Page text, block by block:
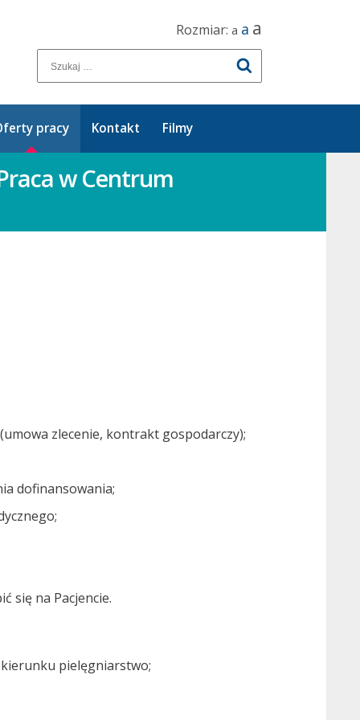
Rozmiar: a a a
pracy Kontakt Filmy
w Centrum
zlecenie, kontrakt gospodarczy);
dofinansowania;
się na Pacjencie.
pielęgniarstwo;